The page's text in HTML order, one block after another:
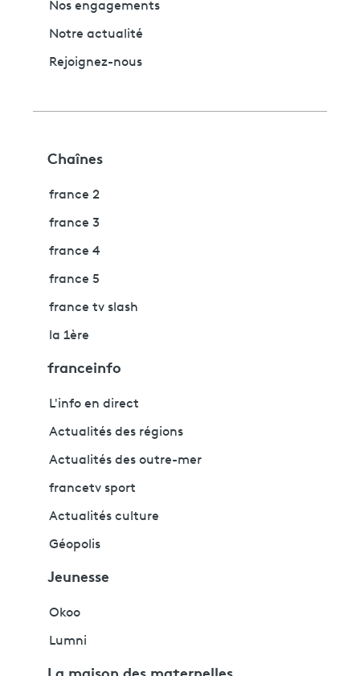
Nos engagements
Notre actualité
Rejoignez-nous
Chaînes
france 2
france 3
france 4
france 5
france tv slash
la 1ère
franceinfo
L'info en direct
Actualités des régions
Actualités des outre-mer
francetv sport
Actualités culture
Géopolis
Jeunesse
Okoo
Lumni